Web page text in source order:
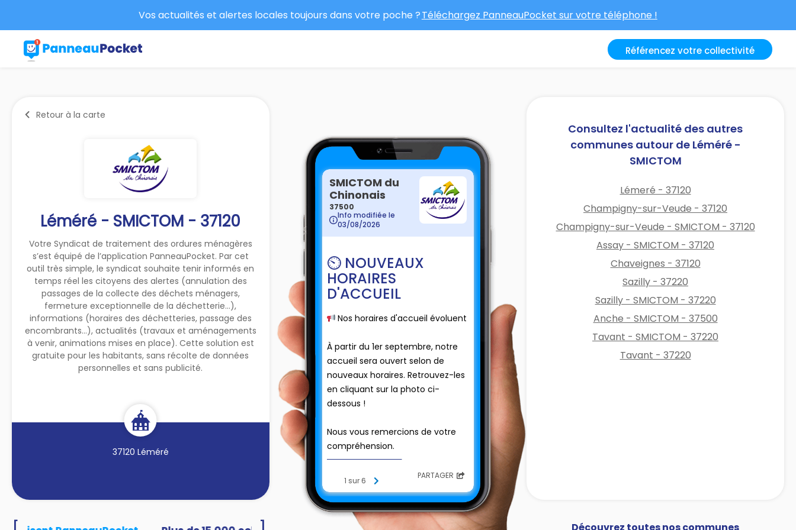
Vos actualités et alertes locales toujours dans votre poche ?Téléchargez PanneauPocket sur votre téléphone !
Référencez votre collectivité
Retour à la carte
Léméré - SMICTOM - 37120
Votre Syndicat de traitement des ordures ménagères
s’est équipé de l’application PanneauPocket. Par cet
outil très simple, le syndicat souhaite tenir informés en
temps réel les citoyens des alertes (annulation des
passages de la collecte des déchets ménagers,
fermeture exceptionnelle de la déchetterie...),
informations (horaires des déchetteries, passage des
encombrants...), actualités (travaux et aménagements
à venir, animations mises en place). Cette solution est
gratuite pour les habitants, sans récolte de données
personnelles et sans publicité.
37120 Léméré
SMICTOM du
Chinonais
37500
Info modifiée le
03/08/2026
⏲️ NOUVEAUX
HORAIRES
D'ACCUEIL
📢Nos horaires d'accueil évoluent
À partir du 1er septembre, notre
accueil sera ouvert selon de
nouveaux horaires. Retrouvez-les
en cliquant sur la photo ci-
dessous !
Nous vous remercions de votre
compréhension.
1 sur 6 PARTAGER
Consultez l'actualité des autres
communes autour de Léméré -
SMICTOM
Lémeré - 37120
Champigny-sur-Veude - 37120
Champigny-sur-Veude - SMICTOM - 37120
Assay - SMICTOM - 37120
Chaveignes - 37120
Sazilly - 37220
Sazilly - SMICTOM - 37220
Anche - SMICTOM - 37500
Tavant - SMICTOM - 37220
Tavant - 37220
Découvrez toutes nos communes